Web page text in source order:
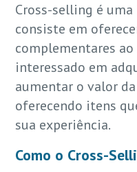
Cross-selling é
consiste em
complementares
interessado em
aumentar o valor
oferecendo itens
sua experiência.
Como o Cross-